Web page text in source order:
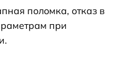
поломка, отказ в
при